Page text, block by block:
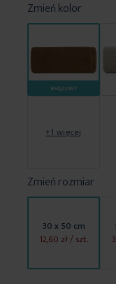
Zmień kolor
BRĄZOWY
+1 więcej
Zmień rozmiar
30 x 50 cm
12,60 zł/ szt.